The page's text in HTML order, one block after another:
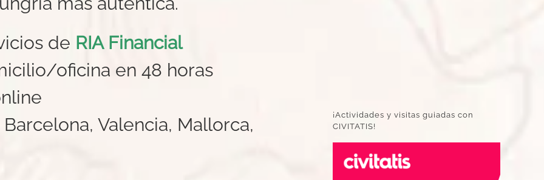
de RIA Financial
oficina en 48 horas
Valencia, Mallorca,
¡Actividades y visitas guiadas con
CIVITATIS!